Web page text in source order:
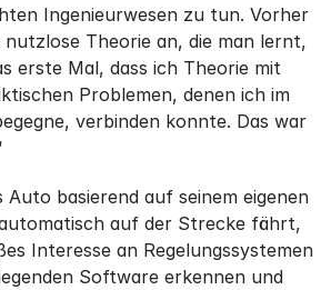
Ingenieurwesen zu tun. Vorher
Theorie an, die man lernt,
erste Mal, dass ich Theorie mit
Problemen, denen ich im
verbinden konnte. Das war
Auto basierend auf seinem eigenen
automatisch auf der Strecke fährt,
Interesse an Regelungssystemen
Software erkennen und